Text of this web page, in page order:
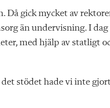
Då gick mycket av
än undervisning. I
med hjälp av statligt
stödet hade vi inte